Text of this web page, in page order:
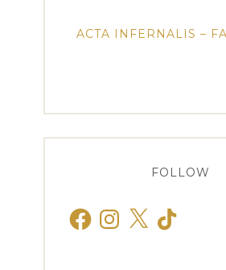
ACTA INFERNALIS –
FOLLOW
FacebookInstagram
X TikTok